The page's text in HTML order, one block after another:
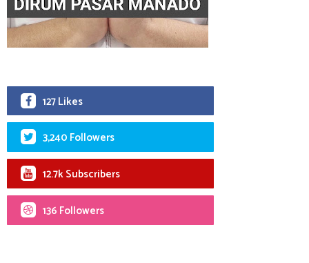
127 Likes
3,240 Followers
12.7k Subscribers
136 Followers